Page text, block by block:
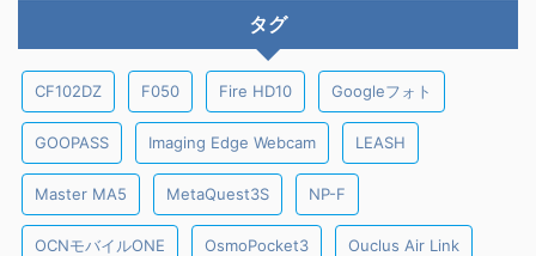
タグ
CF102DZ F050 Fire HD10 Googleフォト
GOOPASS Imaging Edge Webcam LEASH
Master MA5 MetaQuest3S NP-F
OCNモバイルONE OsmoPocket3 Ouclus Air Link